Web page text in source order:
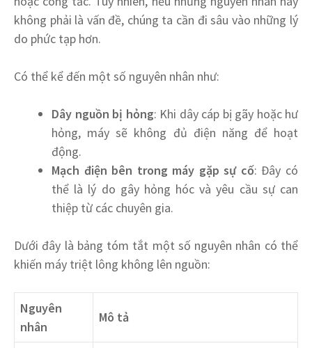
không phải là vấn đề, chúng ta cần đi sâu vào những lý
do phức tạp hơn.
Có thể kể đến một số nguyên nhân như:
Dây nguồn bị hỏng: Khi dây cáp bị gãy hoặc hư
hỏng, máy sẽ không đủ điện năng để hoạt
động.
Mạch điện bên trong máy gặp sự cố: Đây có
thể là lý do gây hỏng hóc và yêu cầu sự can
thiệp từ các chuyên gia.
Dưới đây là bảng tóm tắt một số nguyên nhân có thể
khiến máy triệt lông không lên nguồn:
Nguyên
nhân
Mô tả